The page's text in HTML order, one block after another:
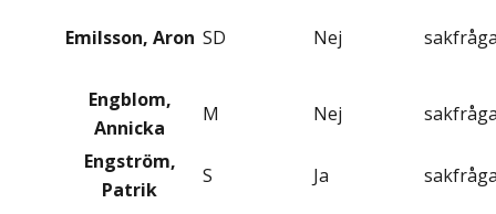
Emilsson, Aron SD Nej
Engblom,
Annicka
M Nej
Engström,
Patrik
S Ja